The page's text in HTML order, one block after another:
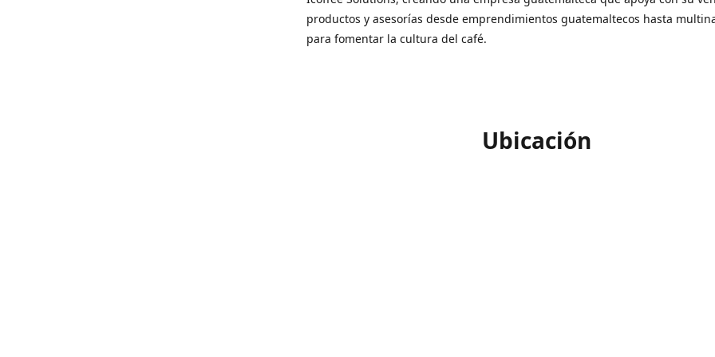
productos y asesorías desde emprendimientos guatemaltecos hasta
para fomentar la cultura del café.
Ubicación